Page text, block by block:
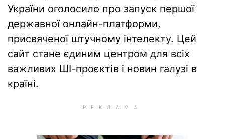
України оголосило про запуск першої
державної онлайн-платформи,
присвяченої штучному інтелекту. Цей
сайт стане єдиним центром для всіх
важливих ШІ-проєктів і новин галузі в
країні.